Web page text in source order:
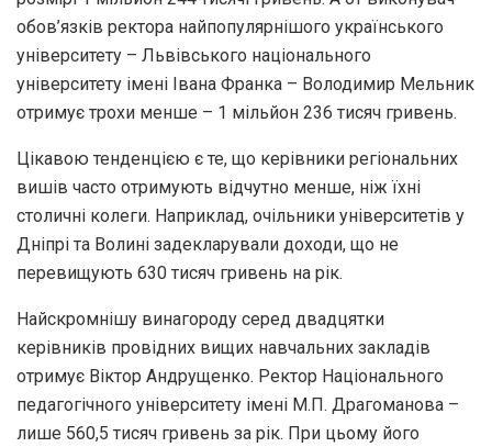
обов’язків ректора найпопулярнішого українського
університету – Львівського національного
університету імені Івана Франка – Володимир Мельник
отримує трохи менше – 1 мільйон 236 тисяч гривень.
Цікавою тенденцією є те, що керівники регіональних
вишів часто отримують відчутно менше, ніж їхні
столичні колеги. Наприклад, очільники університетів у
Дніпрі та Волині задекларували доходи, що не
перевищують 630 тисяч гривень на рік.
Найскромнішу винагороду серед двадцятки
керівників провідних вищих навчальних закладів
отримує Віктор Андрущенко. Ректор Національного
педагогічного університету імені М.П. Драгоманова –
лише 560,5 тисяч гривень за рік. При цьому його